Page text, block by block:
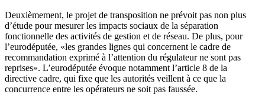
Deuxièmement, le projet de transposition ne prévoit pas non plus
d’étude pour mesurer les impacts sociaux de la séparation
fonctionnelle des activités de gestion et de réseau. De plus, pour
l’eurodéputée, «les grandes lignes qui concernent le cadre de
recommandation exprimé à l’attention du régulateur ne sont pas
reprises». L’eurodéputée évoque notamment l’article 8 de la
directive cadre, qui fixe que les autorités veillent à ce que la
concurrence entre les opérateurs ne soit pas faussée.